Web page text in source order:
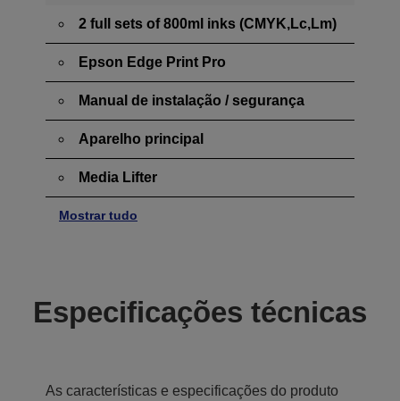
2 full sets of 800ml inks (CMYK,Lc,Lm)
Epson Edge Print Pro
Manual de instalação / segurança
Aparelho principal
Media Lifter
Mostrar tudo
Especificações técnicas
As características e especificações do produto